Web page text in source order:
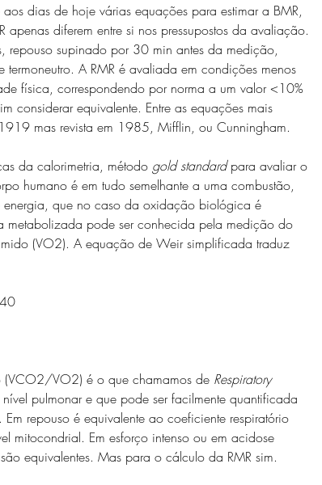
dias de hoje várias equações para estimar a BMR,
diferem entre si nos pressupostos da avaliação.
repouso supinado por 30 min antes da medição,
A RMR é avaliada em condições menos
física, correspondendo por norma a um valor <10%
considerar equivalente. Entre as equações mais
mas revista em 1985, Mifflin, ou Cunningham.
da calorimetria, método gold standard para avaliar o
humano é em tudo semelhante a uma combustão,
que no caso da oxidação biológica é
metabolizada pode ser conhecida pela medição do
(VO2). A equação de Weir simplificada traduz
VO2) é o que chamamos de Respiratory
pulmonar e que pode ser facilmente quantificada
repouso é equivalente ao coeficiente respiratório
mitocondrial. Em esforço intenso ou em acidose
equivalentes. Mas para o cálculo da RMR sim.